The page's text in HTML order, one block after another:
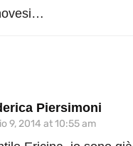
Piersimoni
9, 2014 at 10:55 am